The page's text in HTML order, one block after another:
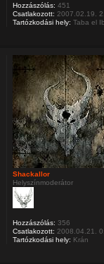
Hozzászólás: 451
Csatlakozott: 2007.02.19.
Tartózkodási hely: Taba el
Shackallor
Helyszínmoderátor
Hozzászólás: 356
Csatlakozott: 2008.04.21.
Tartózkodási hely: Krán